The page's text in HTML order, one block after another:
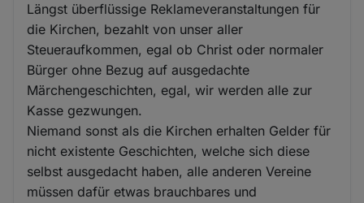
Längst überflüssige Reklameveranstaltungen für
die Kirchen, bezahlt von unser aller
Steueraufkommen, egal ob Christ oder normaler
Bürger ohne Bezug auf ausgedachte
Märchengeschichten, egal, wir werden alle zur
Kasse gezwungen.
Niemand sonst als die Kirchen erhalten Gelder für
nicht existente Geschichten, welche sich diese
selbst ausgedacht haben, alle anderen Vereine
müssen dafür etwas brauchbares und